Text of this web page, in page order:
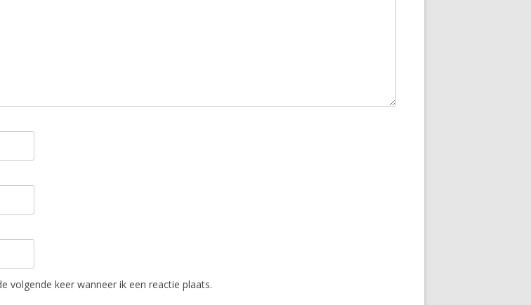
volgende keer wanneer ik een reactie plaats.